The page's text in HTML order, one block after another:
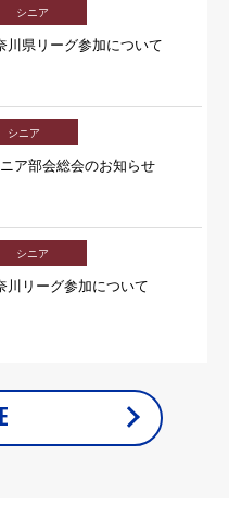
シニア
川県リーグ参加について
シニア
ア部会総会のお知らせ
シニア
リーグ参加について